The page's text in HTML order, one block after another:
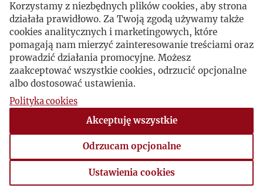
Autor publikacji:Kazimierz Golde
Korzystamy z niezbędnych plików cookies, aby strona
działała prawidłowo. Za Twoją zgodą używamy także
cookies analitycznych i marketingowych, które
pomagają nam mierzyć zainteresowanie treściami oraz
prowadzić działania promocyjne. Możesz
zaakceptować wszystkie cookies, odrzucić opcjonalne
albo dostosować ustawienia.
Polityka cookies
Akceptuję wszystkie
Odrzucam opcjonalne
Ustawienia cookies
Ustawienia cookies